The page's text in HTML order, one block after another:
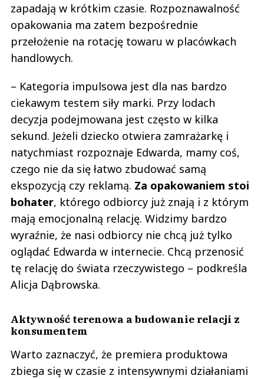
zapadają w krótkim czasie. Rozpoznawalność
opakowania ma zatem bezpośrednie
przełożenie na rotację towaru w placówkach
handlowych.
– Kategoria impulsowa jest dla nas bardzo
ciekawym testem siły marki. Przy lodach
decyzja podejmowana jest często w kilka
sekund. Jeżeli dziecko otwiera zamrażarkę i
natychmiast rozpoznaje Edwarda, mamy coś,
czego nie da się łatwo zbudować samą
ekspozycją czy reklamą. Za opakowaniem stoi
bohater, którego odbiorcy już znają i z którym
mają emocjonalną relację. Widzimy bardzo
wyraźnie, że nasi odbiorcy nie chcą już tylko
oglądać Edwarda w internecie. Chcą przenosić
tę relację do świata rzeczywistego – podkreśla
Alicja Dąbrowska.
Aktywność terenowa a budowanie relacji z
konsumentem
Warto zaznaczyć, że premiera produktowa
zbiega się w czasie z intensywnymi działaniami